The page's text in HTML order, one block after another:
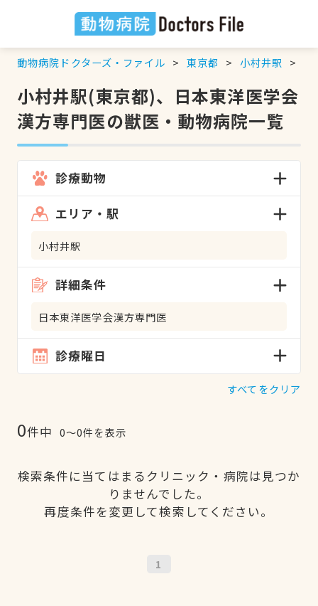
動物病院ドクターズ・ファイル 東京都 小村井駅
小村井駅(東京都)、日本東洋医学会
漢方専門医の獣医・動物病院一覧
診療動物
エリア・駅
小村井駅
詳細条件
日本東洋医学会漢方専門医
診療曜日
すべてをクリア
0件中 0〜0件を表示
検索条件に当てはまるクリニック・病院は見つか
りませんでした。
再度条件を変更して検索してください。
1